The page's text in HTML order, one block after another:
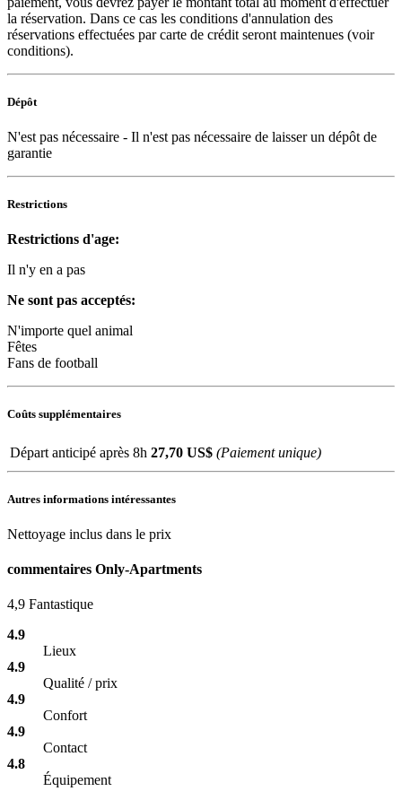
la réservation. Dans ce cas les conditions d'annulation des
réservations effectuées par carte de crédit seront maintenues (voir
conditions).
Dépôt
N'est pas nécessaire - Il n'est pas nécessaire de laisser un dépôt de
garantie
Restrictions
Restrictions d'age:
Il n'y en a pas
Ne sont pas acceptés:
N'importe quel animal
Fêtes
Fans de football
Coûts supplémentaires
Départ anticipé après 8h 27,70 US$ (Paiement unique)
Autres informations intéressantes
Nettoyage inclus dans le prix
commentaires Only-Apartments
4,9 Fantastique
4.9
Lieux
4.9
Qualité / prix
4.9
Confort
4.9
Contact
4.8
Équipement